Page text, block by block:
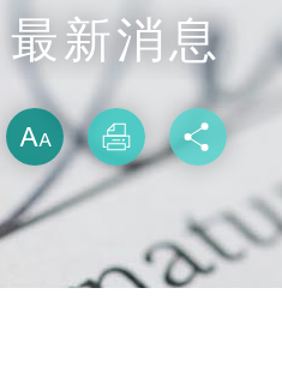
最新消息
放大
列印 分享